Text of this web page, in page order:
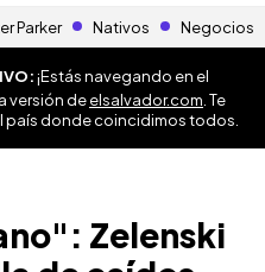
Parker Nativos Negocios
¡Estás navegando en el
versión deelsalvador.com . Te
país donde coincidimos todos.
Zelenski